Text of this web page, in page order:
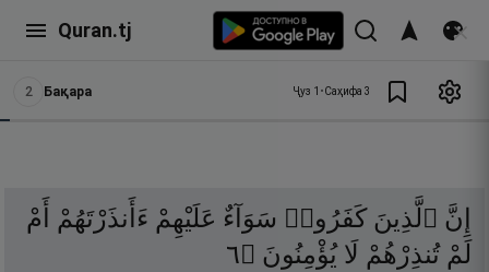
Quran.tj
2 Бақара Ҷуз 1 •Саҳифа 3
إِنَّ ٱلَّذِينَ كَفَرُوا۟ سَوَآءٌ عَلَيْهِمْ ءَأَنذَرْتَهُمْ
أَمْ
لَمْ تُنذِرْهُمْ لَا يُؤْمِنُونَ ۝٦